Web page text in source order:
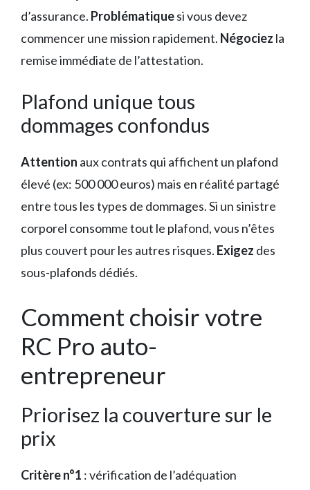
d’assurance. Problématiquesi vous devez
commencer une mission rapidement. Négociez la
remise immédiate de l’attestation.
Plafond unique tous
dommages confondus
Attention aux contrats qui affichent un plafond
élevé (ex: 500 000 euros) mais en réalité partagé
entre tous les types de dommages. Si un sinistre
corporel consomme tout le plafond, vous n’êtes
plus couvert pour les autres risques. Exigez des
sous-plafonds dédiés.
Comment choisir votre
RC Pro auto-
entrepreneur
Priorisez la couverture sur le
prix
Critère n°1 : vérification de l’adéquation